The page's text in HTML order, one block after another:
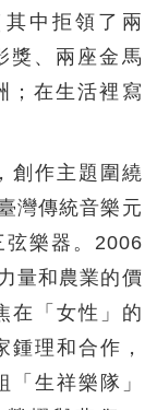
中拒領了兩
獎、兩座金馬
；在生活裡寫
創作主題圍繞
灣傳統音樂元
弦樂器。2006
量和農業的價
在「女性」的
理和合作，
生祥樂隊」